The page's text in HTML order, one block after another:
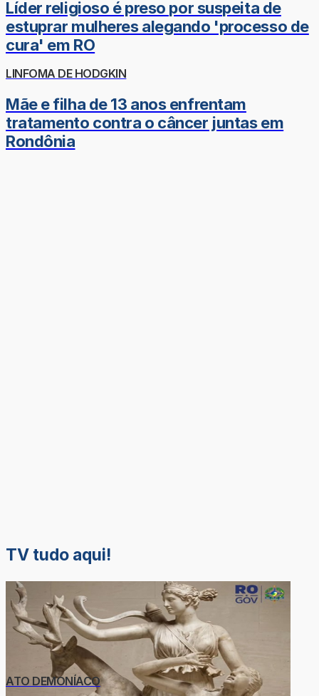
Líder religioso é preso por suspeita de
estuprar mulheres alegando 'processo de
cura' em RO
LINFOMA DE HODGKIN
Mãe e filha de 13 anos enfrentam
tratamento contra o câncer juntas em
Rondônia
TV tudo aqui!
ATO DEMONÍACO